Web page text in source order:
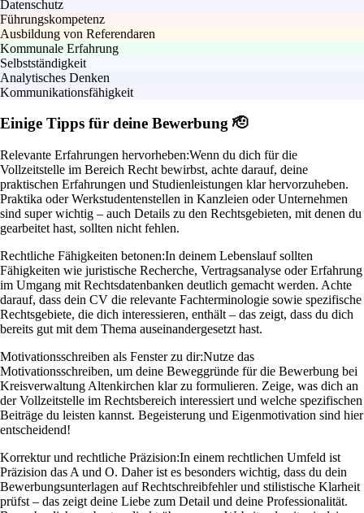
Datenschutz
Führungskompetenz
Ausbildung von Referendaren
Kommunale Erfahrung
Selbstständigkeit
Analytisches Denken
Kommunikationsfähigkeit
Einige Tipps für deine Bewerbung 🫡
Relevante Erfahrungen hervorheben:Wenn du dich für die
Vollzeitstelle im Bereich Recht bewirbst, achte darauf, deine
praktischen Erfahrungen und Studienleistungen klar hervorzuheben.
Praktika oder Werkstudentenstellen in Kanzleien oder Unternehmen
sind super wichtig – auch Details zu den Rechtsgebieten, mit denen du
gearbeitet hast, sollten nicht fehlen.
Rechtliche Fähigkeiten betonen:In deinem Lebenslauf sollten
Fähigkeiten wie juristische Recherche, Vertragsanalyse oder Erfahrung
im Umgang mit Rechtsdatenbanken deutlich gemacht werden. Achte
darauf, dass dein CV die relevante Fachterminologie sowie spezifische
Rechtsgebiete, die dich interessieren, enthält – das zeigt, dass du dich
bereits gut mit dem Thema auseinandergesetzt hast.
Motivationsschreiben als Fenster zu dir:Nutze das
Motivationsschreiben, um deine Beweggründe für die Bewerbung bei
Kreisverwaltung Altenkirchen klar zu formulieren. Zeige, was dich an
der Vollzeitstelle im Rechtsbereich interessiert und welche spezifischen
Beiträge du leisten kannst. Begeisterung und Eigenmotivation sind hier
entscheidend!
Korrektur und rechtliche Präzision:In einem rechtlichen Umfeld ist
Präzision das A und O. Daher ist es besonders wichtig, dass du dein
Bewerbungsunterlagen auf Rechtschreibfehler und stilistische Klarheit
prüfst – das zeigt deine Liebe zum Detail und deine Professionalität.